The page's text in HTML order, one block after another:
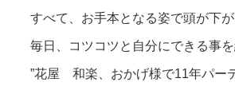
すべて、お手本となる姿で頭が下
毎日、コツコツと自分にできる事
”花屋 和楽、おかげ様で11年パー